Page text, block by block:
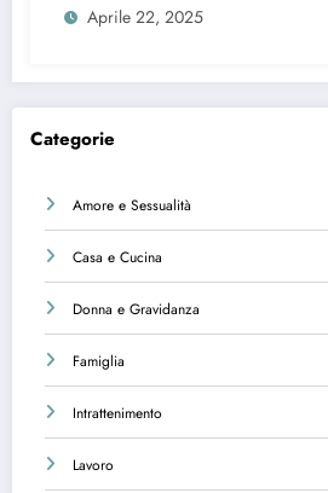
Aprile 22, 2025
Categorie
Amore e Sessualità
Casa e Cucina
Donna e Gravidanza
Famiglia
Intrattenimento
Lavoro